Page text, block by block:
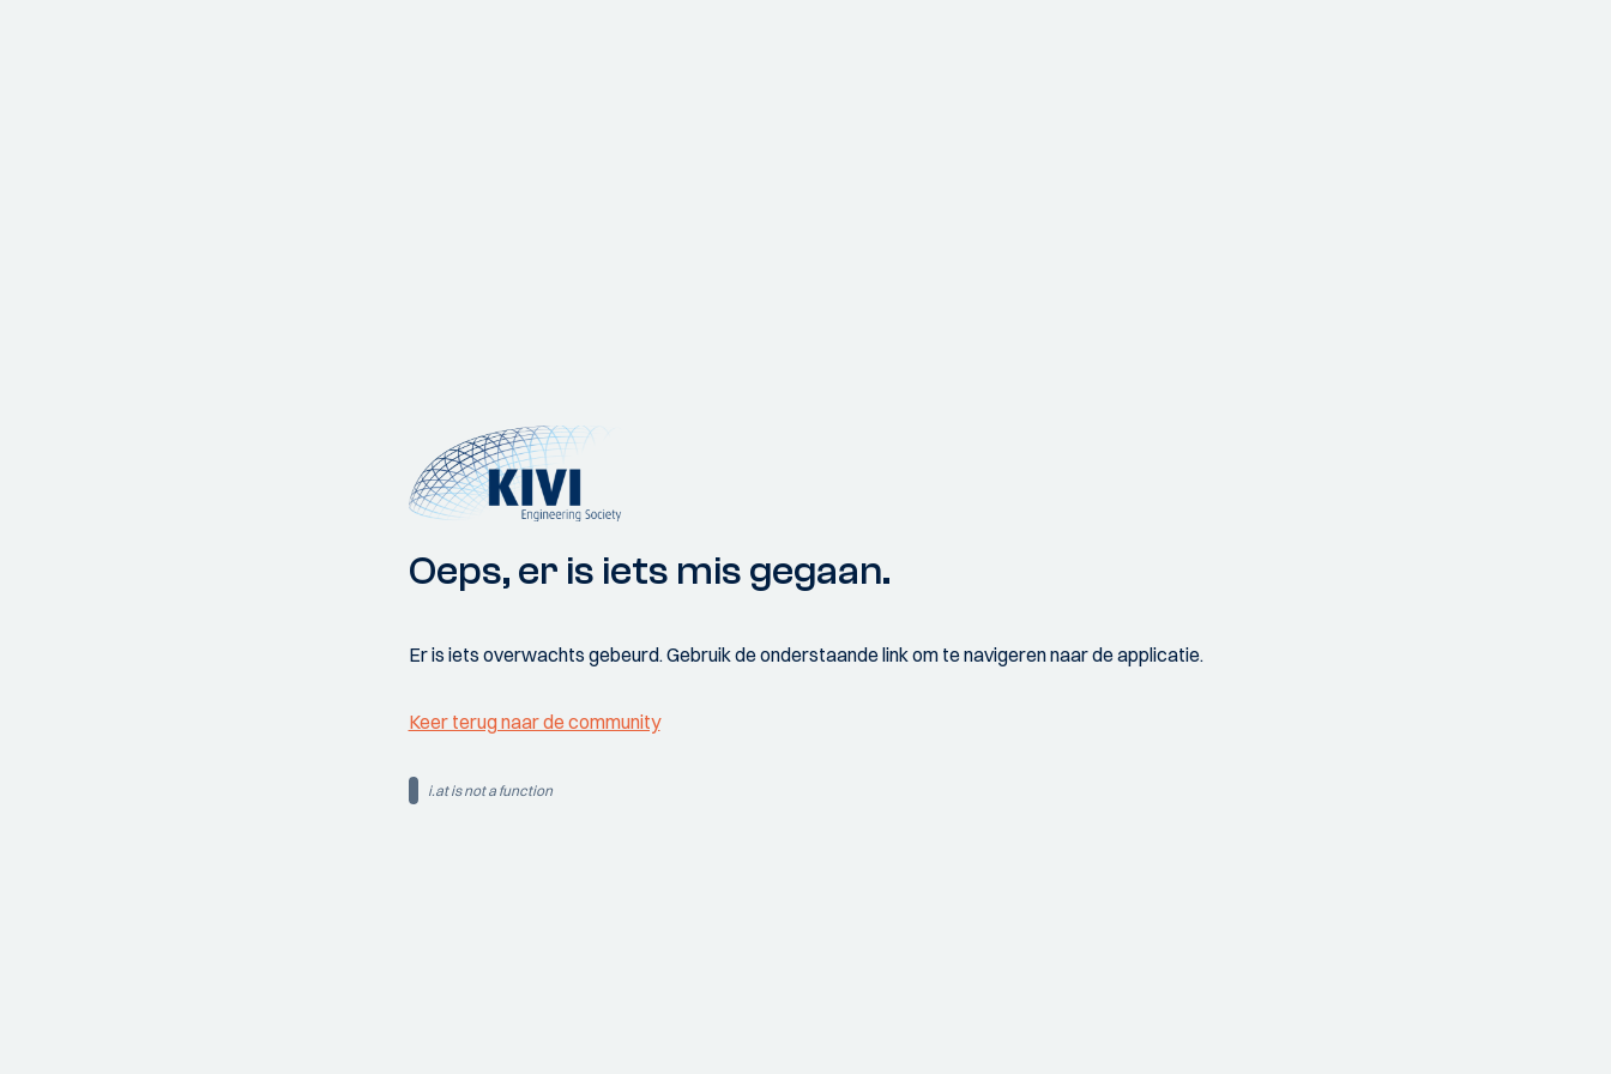
Oeps, er is iets mis gegaan.
Er is iets overwachts gebeurd. Gebruik de onderstaande link om te navigeren naar de applicatie.
Keer terug naar de community
i.at is not a function